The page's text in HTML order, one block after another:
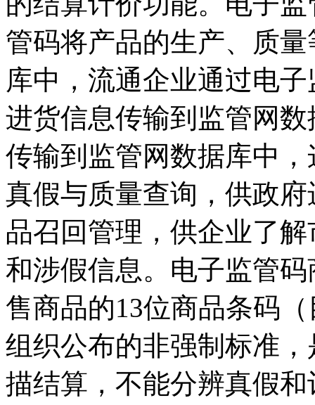
管码将产品的生产、质
库中，流通企业通过电
进货信息传输到监管网
传输到监管网数据库中
真假与质量查询，供政
品召回管理，供企业了
和涉假信息。电子监管
售商品的13位商品条码
组织公布的非强制标准
描结算，不能分辨真假